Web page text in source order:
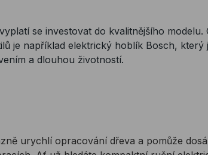
se investovat do kvalitnějšího
je například elektrický hoblík Bosch, který
a dlouhou životností.
urychlí opracování dřeva a pomůže